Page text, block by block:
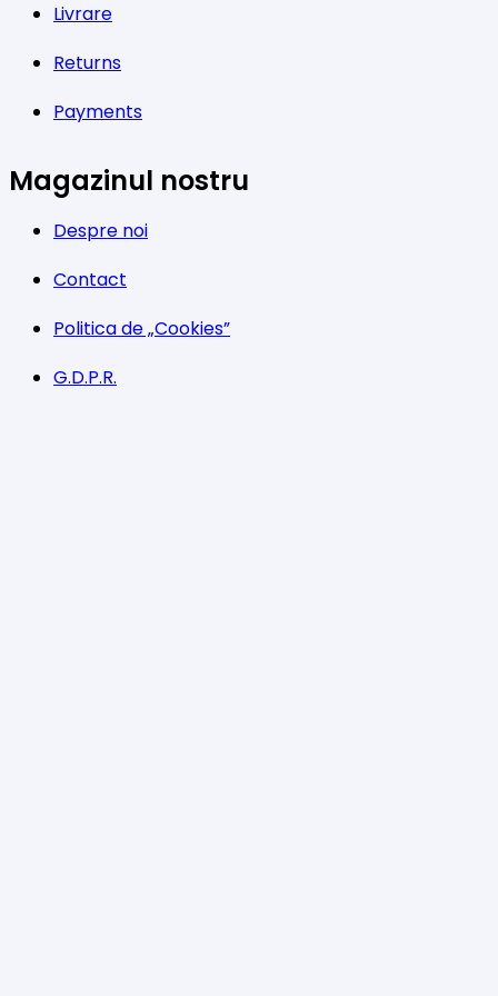
Livrare
Returns
Payments
Magazinul nostru
Despre noi
Contact
Politica de „Cookies”
G.D.P.R.